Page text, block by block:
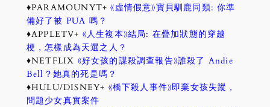
♦PARAMOUNYT+《虛情假意》寶貝馴鹿同類: 你準
備好了被 PUA 嗎？
♦APPLETV+ 《人生複本》結局: 在疊加狀態的穿越
梗，怎樣成為天選之人？
♦NETFLIX 《好女孩的謀殺調查報告》誰殺了 Andie
Bell？她真的死是嗎？
♦HULU/DISNEY+ 《橋下殺人事件》即棄女孩失蹤，
問題少女真實案件